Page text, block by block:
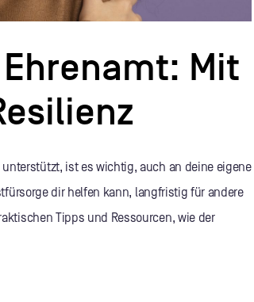
Mit
ist es wichtig, auch an deine eigene
dir helfen kann, langfristig für andere
Tipps und Ressourcen, wie der